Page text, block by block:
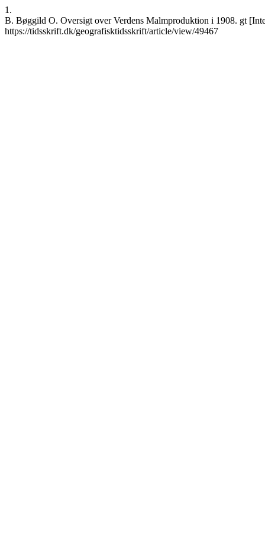
1.
B. Bøggild O. Oversigt over Verdens Malmproduktion i 1908. gt
https://tidsskrift.dk/geografisktidsskrift/article/view/49467